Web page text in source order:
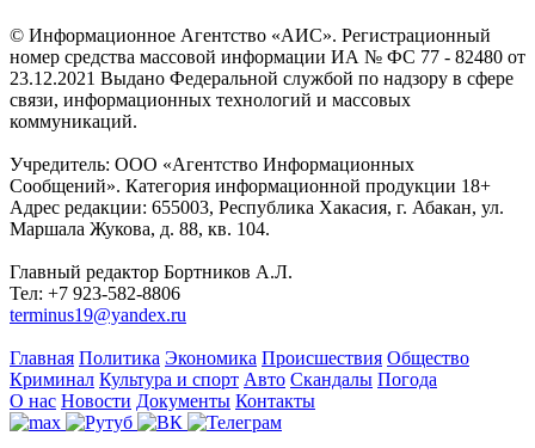
© Информационное Агентство «АИС». Регистрационный
номер средства массовой информации ИА № ФС 77 - 82480 от
23.12.2021 Выдано Федеральной службой по надзору в сфере
связи, информационных технологий и массовых
коммуникаций.
Учредитель: ООО «Агентство Информационных
Сообщений». Категория информационной продукции 18+
Адрес редакции: 655003, Республика Хакасия, г. Абакан, ул.
Маршала Жукова, д. 88, кв. 104.
Главный редактор Бортников А.Л.
Тел: +7 923-582-8806
terminus19@yandex.ru
Главная Политика Экономика Происшествия Общество
Криминал Культура и спорт Авто Скандалы Погода
О нас Новости Документы Контакты